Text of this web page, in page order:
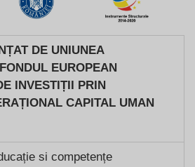
DE UNIUNEA
EUROPEAN
INVESTIȚII PRIN
CAPITAL UMAN
si competențe